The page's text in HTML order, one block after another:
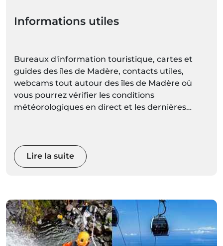
Informations utiles
Bureaux d'information touristique, cartes et
guides des îles de Madère, contacts utiles,
webcams tout autour des îles de Madère où
vous pourrez vérifier les conditions
météorologiques en direct et les dernières
Lire la suite